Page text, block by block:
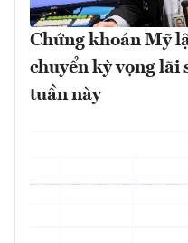
Chứng khoán Mỹ
chuyển kỳ vọng lãi
tuần này